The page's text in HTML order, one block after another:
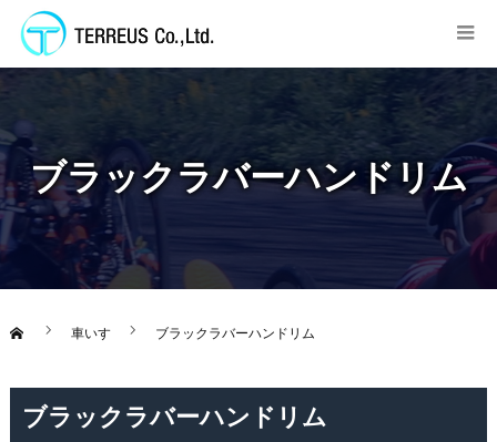
ブラックラバーハンドリム
車いす ブラックラバーハンドリム
ブラックラバーハンドリム